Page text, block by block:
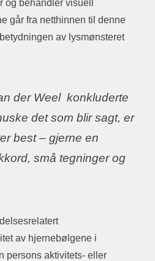
behandler visuell
går fra netthinnen til denne
av lysmønsteret
der Weel konkluderte
det som blir sagt, er
best – gjerne en
små tegninger og
av hjernebølgene i
persons aktivitets- eller